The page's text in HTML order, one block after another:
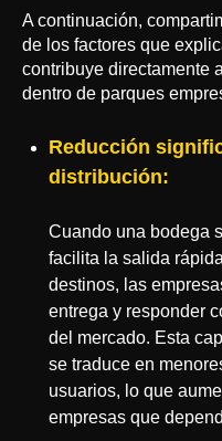
A continuación,
de los factores que
contribuye directamente
dentro de parques
Reducción
distribución:
Cuando una bodega
facilita la salida
destinos, las
entrega y responder
del mercado. Esta
se traduce en
usuarios, lo que
empresas que